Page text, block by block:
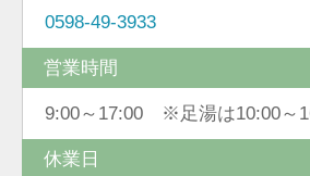
0598-49-3933
営業時間
9:00～17:00 ※足湯は10:00～
休業日